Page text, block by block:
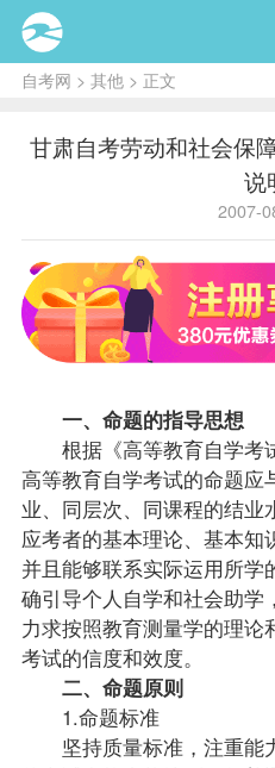
自考网 > 其他 > 正文
甘肃自考劳动和社会保
说
2007-
一、命题的指导思想
根据《高等教育自学考
高等教育自学考试的命题应
业、同层次、同课程的结业
应考者的基本理论、基本知
并且能够联系实际运用所学
确引导个人自学和社会助学
力求按照教育测量学的理论
考试的信度和效度。
二、命题原则
1.命题标准
坚持质量标准，注重能